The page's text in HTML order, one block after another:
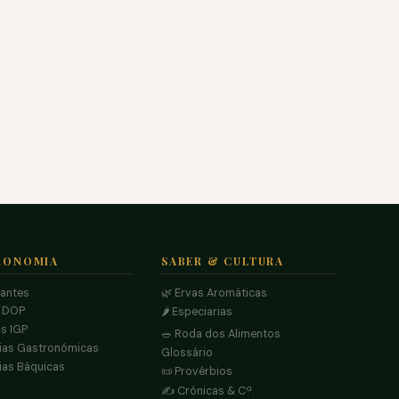
IGP
Gastronómicas
Báquicas
SABER & CULTURA
🌿 Ervas Aromáticas
🌶️ Especiarias
🥗 Roda dos Alimentos
Glossário
📜 Provérbios
✍️ Crónicas & Cª.